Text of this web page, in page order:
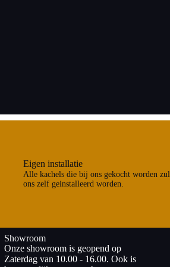
Eigen installatie
Alle kachels die bij ons gekocht worden
ons zelf geinstalleerd worden.
Showroom
Onze showroom is geopend op
Zaterdag van 10.00 - 16.00. Ook is